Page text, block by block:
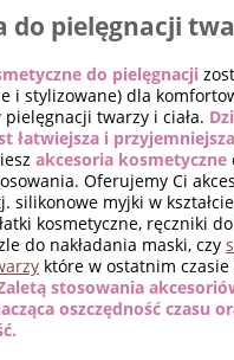
do pielęgnacji
do pielęgnacji
i stylizowane) dla
pielęgnacji twarzy i ciała.
łatwiejsza i
akcesoria kosmetyczne
Oferujemy Ci
silikonowe myjki w kształcie
kosmetyczne, ręczniki
do nakładania maski, czy
które w ostatnim czasie
stosowania
oszczędność czasu